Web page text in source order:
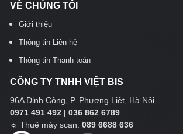
VỀ CHÚNG TÔI
Giới thiệu
Thông tin Liên hệ
Thông tin Thanh toán
CÔNG TY TNHH VIỆT BIS
96A Định Công, P. Phương Liệt, Hà Nội
0971 491 492 | 036 862 6789
☼ Thuê máy scan: 089 6688 636